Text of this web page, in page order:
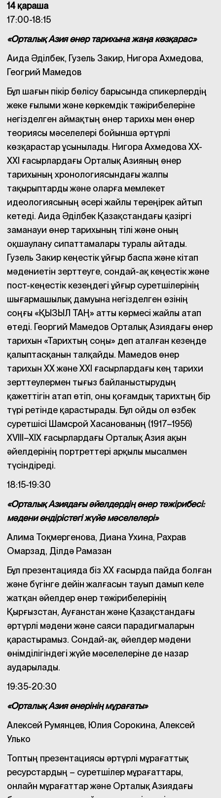
14 қараша
17:00-18:15
«Орталық Азия өнер тарихына жаңа көзқарас»
Аида Әділбек, Гузель Закир, Нигора Ахмедова,
Геогрий Мамедов
Бұл шағын пікір бөлісу барысында спикерлердің
жеке ғылыми және көркемдік тәжірибелеріне
негізделген аймақтың өнер тарихы мен өнер
теориясы мәселелері бойынша әртүрлі
көзқарастар ұсынылады. Нигора Ахмедова XX-
XXI ғасырлардағы Орталық Азияның өнер
тарихының хронологиясындағы жалпы
тақырыптарды және оларға мемлекет
идеологиясының әсері жайлы тереңірек айтып
кетеді. Аида Әділбек Қазақстандағы қазіргі
заманауи өнер тарихының тілі және оның
оқшаулану сипаттамалары туралы айтады.
Гузель Закир кеңестік ұйғыр баспа және кітап
мәдениетін зерттеуге, сондай-ақ кеңестік және
пост-кеңестік кезеңдегі ұйғыр суретшілерінің
шығармашылық дамуына негізделген өзінің
соңғы «ҚЫЗЫЛ ТАҢ» атты көрмесі жайлы атап
өтеді. Георгий Мамедов Орталық Азиядағы өнер
тарихын «Тарихтың соңы» деп аталған кезеңде
қалыптасқанын талқайды. Мамедов өнер
тарихын ХХ және ХХІ ғасырлардағы кең тарихи
зерттеулермен тығыз байланыстырудың
қажеттігін атап өтіп, оны қоғамдық тарихтың бір
түрі ретінде қарастырады. Бұл ойды ол өзбек
суретшісі Шамсрой Хасанованың (1917–1956)
XVIII–XIX ғасырлардағы Орталық Азия ақын
әйелдерінің портреттері арқылы мысалмен
түсіндіреді.
18:15-19:30
«Орталық Азиядағы әйелдердің өнер тәжірибесі:
мәдени өндірістегі жүйе мәселелері»
Алима Тоқмергенова, Диана Ухина, Рахрав
Омарзад, Ділдә Рамазан
Бұл презентацияда біз XX ғасырда пайда болған
және бүгінге дейін жалғасын тауып дамып келе
жатқан әйелдер өнер тәжірибелерінің
Қырғызстан, Ауғанстан және Қазақстандағы
әртүрлі мәдени және саяси парадигмаларын
қарастырамыз. Сондай-ақ, әйелдер мәдени
өнімділігіндегі жүйе мәселелеріне де назар
аударылады.
19:35-20:30
«Орталық Азия өнерінің мұрағаты»
Алексей Румянцев, Юлия Сорокина, Алексей
Улько
Топтың презентациясы әртүрлі мұрағаттық
ресурстардың – суретшілер мұрағаттары,
онлайн мұрағаттар және Орталық Азиядағы